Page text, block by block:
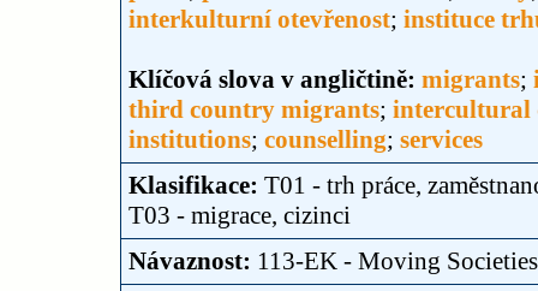
interkulturní otevřenost; instituce
Klíčová slova v angličtině: migrants;
third country migrants; intercultural
institutions; counselling; services
Klasifikace: T01 - trh práce,
T03 - migrace, cizinci
Návaznost: 113-EK - Moving